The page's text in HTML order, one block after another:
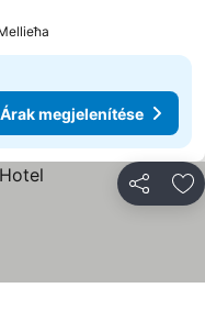
Árak megjelenítése